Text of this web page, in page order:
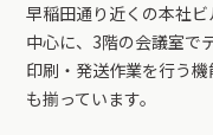
早稲田通り近くの本社
中心に、3階の会議室で
印刷・発送作業を行う
も揃っています。